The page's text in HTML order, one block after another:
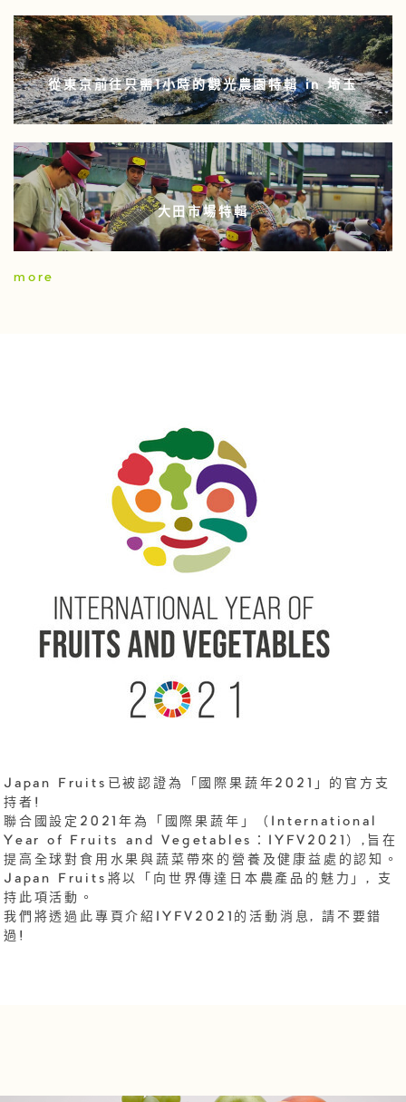
從東京前往只需1小時的觀光農園特輯 in 埼玉
大田市場特輯
more
Japan Fruits已被認證為「國際果蔬年2021」的官方支
持者!
聯合國設定2021年為「國際果蔬年」（International
Year of Fruits and Vegetables：IYFV2021）,旨在
提高全球對食用水果與蔬菜帶來的營養及健康益處的認知。
Japan Fruits將以「向世界傳達日本農產品的魅力」, 支
持此項活動。
我們將透過此專頁介紹IYFV2021的活動消息, 請不要錯
過!